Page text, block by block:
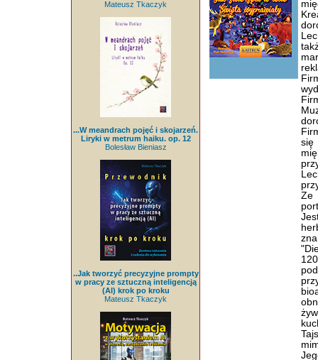
Mateusz Tkaczyk
...W meandrach pojęć i skojarzeń.
Liryki w metrum haiku. op. 12
Bolesław Bieniasz
..Jak tworzyć precyzyjne prompty
w pracy ze sztuczną inteligencją
(AI) krok po kroku
Mateusz Tkaczyk
się
Ze